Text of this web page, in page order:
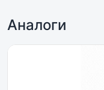
Аналоги